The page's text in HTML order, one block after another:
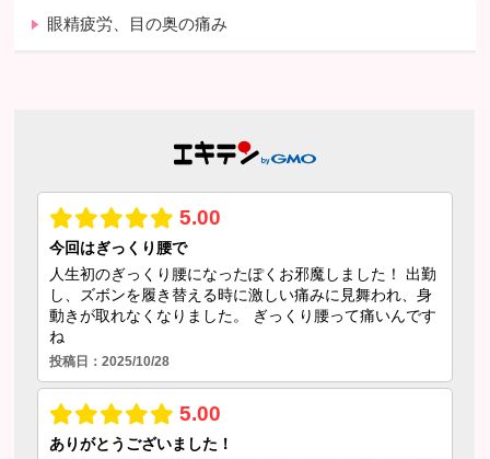
眼精疲労、目の奥の痛み